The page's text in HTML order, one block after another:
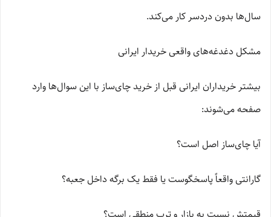
سال‌ها بدون دردسر کار می‌کند.
مشکل دغدغه‌های واقعی خریدار ایرانی
بیشتر خریداران ایرانی قبل از خرید چای‌ساز با این سوال‌ها وارد
صفحه می‌شوند:
آیا چای‌ساز اصل است؟
گارانتی واقعاً پاسخگوست یا فقط یک برگه داخل جعبه؟